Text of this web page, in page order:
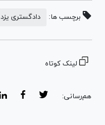
برچسب ها: دادگستری یزد
لینک کوتاه
هم‌رسانی: